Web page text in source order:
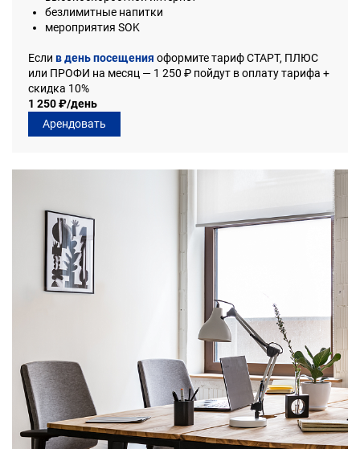
безлимитные напитки
мероприятия SOK
Если в день посещения оформите тариф СТАРТ, ПЛЮС
или ПРОФИ на месяц — 1 250 ₽ пойдут в оплату тарифа +
скидка 10%
1 250 ₽/день
Арендовать